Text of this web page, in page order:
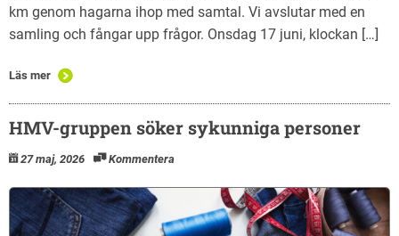
km genom hagarna ihop med samtal. Vi avslutar med en
samling och fångar upp frågor. Onsdag 17 juni, klockan […]
Läs mer
HMV-gruppen söker sykunniga personer
27 maj, 2026 Kommentera